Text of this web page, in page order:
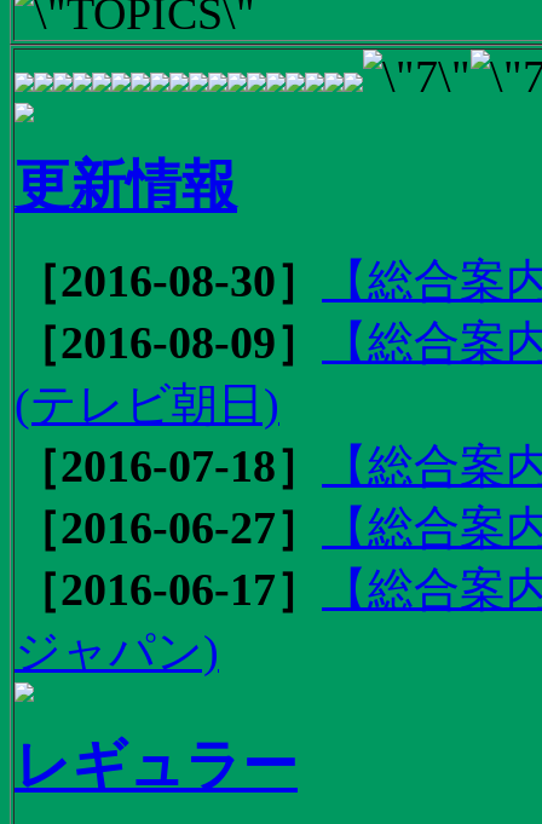
更新情報
［2016-08-30］
【総合
［2016-08-09］
【総合
(テレビ朝日)
［2016-07-18］
【総合案
［2016-06-27］
【総合案
［2016-06-17］
【総合
ジャパン)
レギュラー